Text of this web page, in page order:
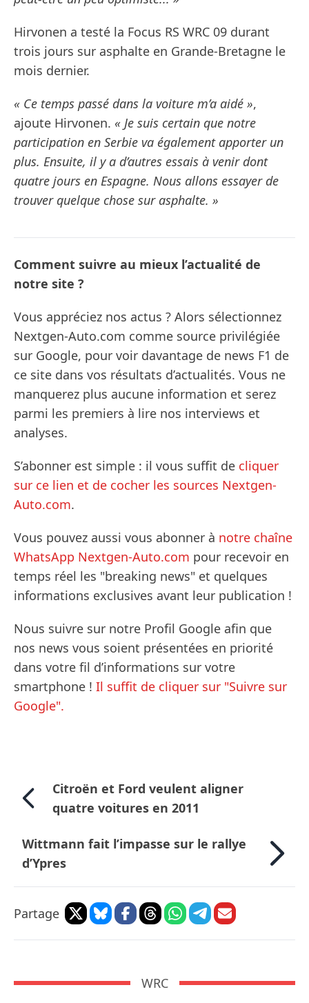
Hirvonen a testé la Focus RS WRC 09 durant
trois jours sur asphalte en Grande-Bretagne le
mois dernier.
« Ce temps passé dans la voiture m’a aidé »,
ajoute Hirvonen. « Je suis certain que notre
participation en Serbie va également apporter un
plus. Ensuite, il y a d’autres essais à venir dont
quatre jours en Espagne. Nous allons essayer de
trouver quelque chose sur asphalte. »
Comment suivre au mieux l’actualité de
notre site ?
Vous appréciez nos actus ? Alors sélectionnez
Nextgen-Auto.com comme source privilégiée
sur Google, pour voir davantage de news F1 de
ce site dans vos résultats d’actualités. Vous ne
manquerez plus aucune information et serez
parmi les premiers à lire nos interviews et
analyses.
S’abonner est simple : il vous suffit de cliquer
sur ce lien et de cocher les sources Nextgen-
Auto.com.
Vous pouvez aussi vous abonner à notre chaîne
WhatsApp Nextgen-Auto.com pour recevoir en
temps réel les "breaking news" et quelques
informations exclusives avant leur publication !
Nous suivre sur notre Profil Google afin que
nos news vous soient présentées en priorité
dans votre fil d’informations sur votre
smartphone ! Il suffit de cliquer sur "Suivre sur
Google".
Citroën et Ford veulent aligner
quatre voitures en 2011
Wittmann fait l’impasse sur le rallye
d’Ypres
Partage
WRC